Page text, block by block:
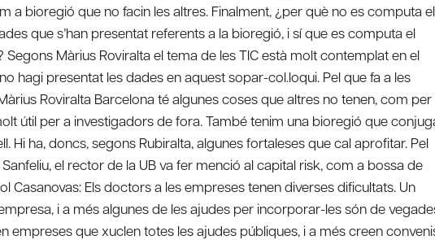
a bioregió que no facin les altres. Finalment, ¿per què no es computa el
que s’han presentat referents a la bioregió, i sí que es computa el
Màrius Roviralta el tema de les TIC està molt contemplat en el
hagi presentat les dades en aquest sopar-col.loqui. Pel que fa a les
Roviralta Barcelona té algunes coses que altres no tenen, com per
útil per a investigadors de fora. També tenim una bioregió que
Hi ha, doncs, segons Rubiralta, algunes fortaleses que cal aprofitar. Pel
el rector de la UB va fer menció al capital risk, com a bossa de
Casanovas: Els doctors a les empreses tenen diverses dificultats. Un
i a més algunes de les ajudes per incorporar-les són de
empreses que xuclen totes les ajudes públiques, i a més creen